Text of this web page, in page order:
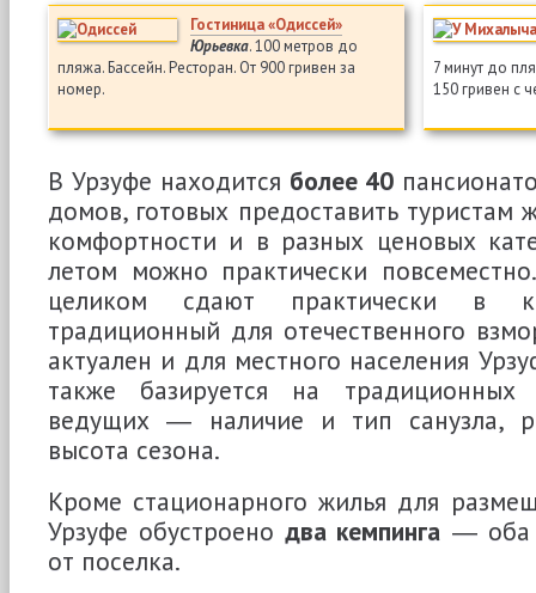
Гостиница «Одиссей»
Юрьевка. 100 метров до
пляжа. Бассейн. Ресторан. От 900 гривен за
номер.
7 минут до
150 гривен с
В Урзуфе находится более 40
домов, готовых предоставить туристам
комфортности и в разных ценовых
летом можно практически
целиком сдают практически
традиционный для отечественного
актуален и для местного населения
также базируется на
ведущих ― наличие и тип санузла,
высота сезона.
Кроме стационарного жилья для
Урзуфе обустроенодва кемпинга ― оба
от поселка.